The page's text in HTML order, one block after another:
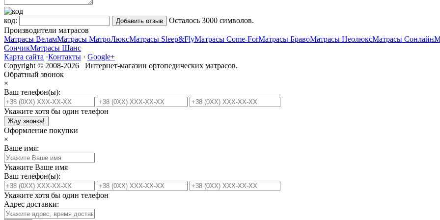
код: Осталось 3000 символов.
Производители матрасов
Матрасы ВеламМатрасы МатроЛюксМатрасы Sleep&FlyМатрасы Come-ForМатрасы БравоМатрасы НеолюксМатрасы Сонлайн
СончикМатрасы Шанс
Карта сайта ·Контакты · Google+
Copyright © 2008-2026 Интернет-магазин ортопедических матрасов.
Обратный звонок
×
Ваш телефон(ы):
Укажите хотя бы один телефон
Жду звонка!
Оформление покупки
×
Ваше имя:
Укажите Ваше имя
Ваш телефон(ы):
Укажите хотя бы один телефон
Адрес доставки: